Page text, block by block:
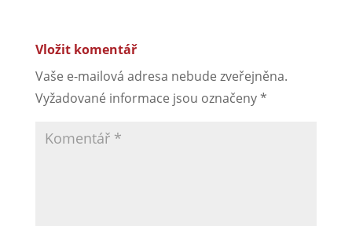
Vložit komentář
Vaše e-mailová adresa nebude zveřejněna.
Vyžadované informace jsou označeny*